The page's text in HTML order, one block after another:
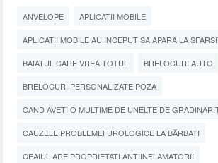
ANVELOPE APLICATII MOBILE
APLICATII MOBILE AU INCEPUT SA APARA LA
BAIATUL CARE VREA TOTUL BRELOCURI AUTO
BRELOCURI PERSONALIZATE POZA
CAND AVETI O MULTIME DE UNELTE DE
CAUZELE PROBLEMEI UROLOGICE LA BĂRBAȚI
CEAIUL ARE PROPRIETATI ANTIINFLAMATORII